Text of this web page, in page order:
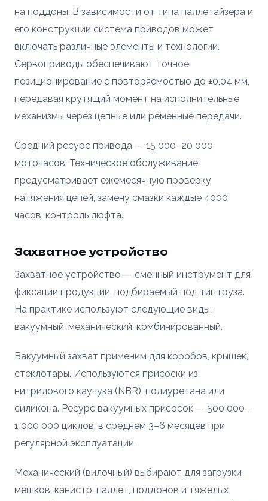
на поддоны. В зависимости от типа паллетайзера и
его конструкции система приводов может
включать различные элементы и технологии.
Сервоприводы обеспечивают точное
позиционирование с повторяемостью до ±0,04 мм,
передавая крутящий момент на исполнительные
механизмы через цепные или ременные передачи.
Средний ресурс привода — 15 000–20 000
моточасов. Техническое обслуживание
предусматривает ежемесячную проверку
натяжения цепей, замену смазки каждые 4000
часов, контроль люфта.
Захватное устройство
Захватное устройство — сменный инструмент для
фиксации продукции, подбираемый под тип груза.
На практике используют следующие виды:
вакуумный, механический, комбинированный.
Вакуумный захват применим для коробов, крышек,
стеклотары. Используются присоски из
нитрилового каучука (NBR), полиуретана или
силикона. Ресурс вакуумных присосок — 500 000–
1 000 000 циклов, в среднем 3–6 месяцев при
регулярной эксплуатации.
Механический (вилочный) выбирают для загрузки
мешков, канистр, паллет, поддонов и тяжелых